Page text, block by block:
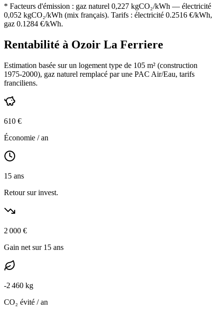
* Facteurs d'émission : gaz naturel 0,227 kgCO₂/kWh — électricité
0,052 kgCO₂/kWh (mix français). Tarifs : électricité 0.2516 €/kWh,
gaz 0.1284 €/kWh.
Rentabilité à Ozoir La Ferriere
Estimation basée sur un logement type de 105 m² (construction
1975-2000), gaz naturel remplacé par une PAC Air/Eau, tarifs
franciliens.
610 €
Économie / an
15 ans
Retour sur invest.
2 000 €
Gain net sur 15 ans
-2 460 kg
CO₂ évité / an